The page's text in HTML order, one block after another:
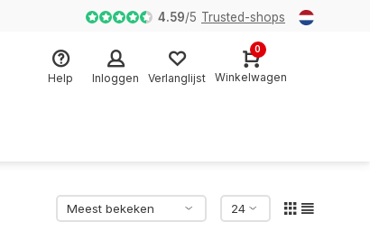
Fysieke Winkel sinds 2007 in Almere
4.59/5 Trusted-shops
Help Inloggen Verlanglijst
0
Winkelwagen